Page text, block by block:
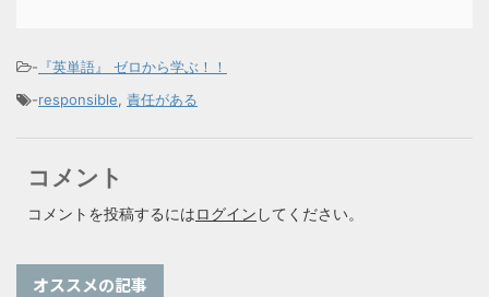
- 『英単語』 ゼロから学ぶ！！
-responsible, 責任がある
コメント
コメントを投稿するにはログイン してください。
オススメの記事